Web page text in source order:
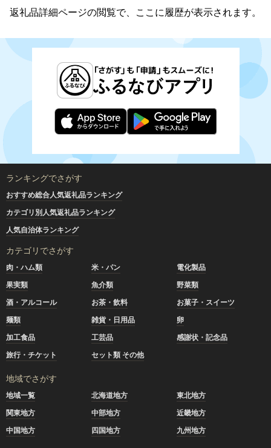
返礼品詳細ページの閲覧で、ここに履歴が表示されます。
ランキングでさがす
おすすめ総合人気返礼品ランキング
カテゴリ別人気返礼品ランキング
人気自治体ランキング
カテゴリでさがす
肉・ハム類 米・パン
電化製品
果実類
魚介類
野菜類
酒・アルコール
お茶・飲料
お菓子・スイーツ
麺類
雑貨・日用品
卵
加工食品
工芸品
感謝状・記念品
旅行・チケット
セット類 その他
地域でさがす
地域一覧 北海道地方
東北地方
関東地方
中部地方
近畿地方
中国地方
四国地方 九州地方